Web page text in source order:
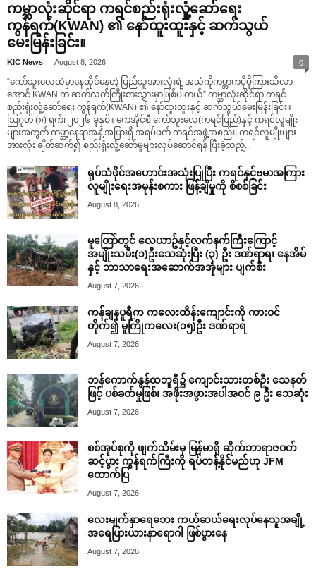
ကမ္ဘာလုံးဆိုင်ရာ ကရင်စည်းရုံးလှုံ့ဆော်ရေး
ကွန်ရက်(KWAN) ၏ နော်ထူးထူးနှင့် ဆက်သွယ်
မေးမြန်းခြင်း။
KIC News - August 8, 2026 0
“ကော်သူးလေထဲမှာနေထိုင်နေတဲ့ ပြည်သူအားလုံးရဲ့ အသံကိုကမ္ဘာကပိုမိုကြားသိလာ
အောင် KWAN က ဆက်လက်ကြိုးစားသွားမှာဖြစ်ပါတယ်” ကမ္ဘာလုံးဆိုင်ရာ ကရင်
စည်းရုံးလှုံ့ဆော်ရေး ကွန်ရက်(KWAN) ၏ နော်ထူးထူးနှင့် ဆက်သွယ်မေးမြန်းခြင်း။
ဩဂုတ် (၈) ရက်၊ ၂၀၂၆ ခုနှစ်။ ကေအိုင်စီ ကော်သူးလေ(ကရင်ပြည်)နှင့် ကရင်လူမျိုး
များအတွက် ကမ္ဘာ့နေရာအနှံ့အပြားရှိ အရပ်ဖက် ကရင်အဖွဲ့အစည်း၊ ကရင်လူမျိုးများ
အားလုံး ချိတ်ဆက်၍ စည်းရုံးလှုံ့ဆော်မှုများလုပ်ဆောင်ရန် ပြီးခဲ့သည့်...
ရုပ်သံဖိုင်အဟောင်းအသုံးပြုပြီး ကရင်နှင့်ဗမာအကြား
လူမျိုးရေးအမုန်းစကား ဖြန့်ချိမှုကို စိစစ်ခြင်း
August 8, 2026
မူတြော်တွင် လေယာဥ်နှင့်လက်နက်ကြီးကြောင့်
အမျိုးသမီး(၁)ဦးသေဆုံးပြီး (၃) ဦး ဒဏ်ရာရ၊ နေအိမ်
နှင့် ဘာသာရေးအဆောက်အအုံများ ပျက်စီး
August 7, 2026
ကန်ချနပူရီက ကလေးထိန်းကျောင်းကို ကားဝင်
တိုက်၍ မူကြိုကလေး(၁၅)ဦး ဒဏ်ရာရ
August 7, 2026
ဘန်ကောက်နွန်ထဘူရီ၌ ကျောင်းသားတစ်ဦး သေနတ်
ဖြင့် ပစ်ခတ်မှုဖြစ်၊ အဖိုးအဖွားအပါအဝင် ၉ ဦး သေဆုံး
August 7, 2026
စစ်အုပ်စုကို ဖျက်သိမ်းမှ မြန်မာရှိ ဆိုက်ဘာရာဇဝတ်
ဆင့်ပွား ကွန်ရက်ကြီးကို ရပ်တန့်နိုင်မည်ဟု JFM
ထောက်ပြ
August 7, 2026
လေးမျက်နှာရေဘေး ကယ်ဆယ်ရေးလုပ်နေသူအချို့
အရေပြားယားနာရောဂါ ဖြစ်ပွားနေ
August 7, 2026